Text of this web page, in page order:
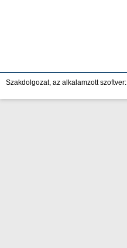
Szakdolgozat, az alkalamzott szoftver: